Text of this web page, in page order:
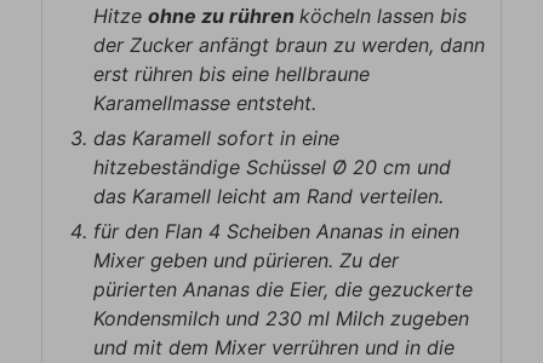
Hitzeohne zu rührenköcheln lassen bis
der Zucker anfängt braun zu werden, dann
erst rühren bis eine hellbraune
Karamellmasse entsteht.
das Karamell sofort in eine
hitzebeständige Schüssel Ø 20 cm und
das Karamell leicht am Rand verteilen.
für den Flan 4 Scheiben Ananas in einen
Mixer geben und pürieren. Zu der
pürierten Ananas die Eier, die gezuckerte
Kondensmilch und 230 ml Milch zugeben
und mit dem Mixer verrühren und in die